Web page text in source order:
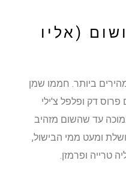
(אליו
ביותר. חממו שמן
דק ופלפל צ'ילי
עד שהשום מזהיב
ומעט ממי הבישול,
טרייה ופרמזן.